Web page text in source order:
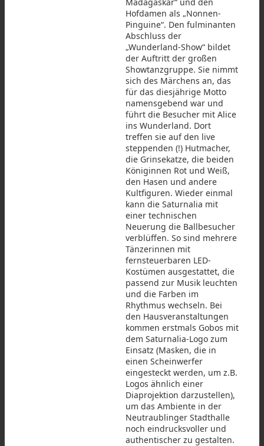
Hofdamen als „Nonnen-
Pinguine“. Den fulminanten
Abschluss der
„Wunderland-Show“ bildet
der Auftritt der großen
Showtanzgruppe. Sie nimmt
sich des Märchens an, das
für das diesjährige Motto
namensgebend war und
führt die Besucher mit Alice
ins Wunderland. Dort
treffen sie auf den live
steppenden (!) Hutmacher,
die Grinsekatze, die beiden
Königinnen Rot und Weiß,
den Hasen und andere
Kultfiguren. Wieder einmal
kann die Saturnalia mit
einer technischen
Neuerung die Ballbesucher
verblüffen. So sind mehrere
Tänzerinnen mit
fernsteuerbaren LED-
Kostümen ausgestattet, die
passend zur Musik leuchten
und die Farben im
Rhythmus wechseln. Bei
den Hausveranstaltungen
kommen erstmals Gobos mit
dem Saturnalia-Logo zum
Einsatz (Masken, die in
einen Scheinwerfer
eingesteckt werden, um z.B.
Logos ähnlich einer
Diaprojektion darzustellen),
um das Ambiente in der
Neutraublinger Stadthalle
noch eindrucksvoller und
authentischer zu gestalten.